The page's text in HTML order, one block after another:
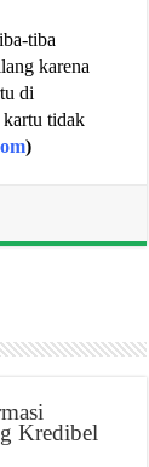
tiba
karena
di
kartu tidak
)
Kredibel